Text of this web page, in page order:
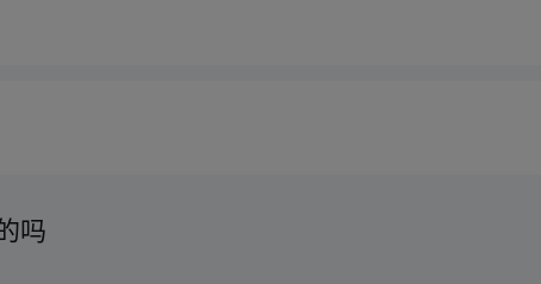
吗